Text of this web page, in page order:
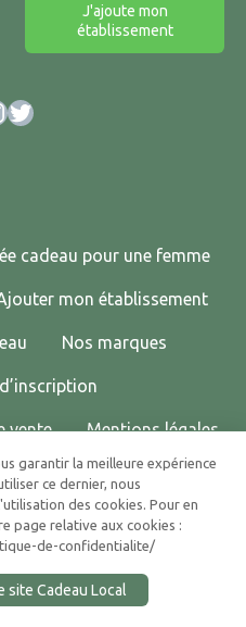
J'ajoute mon
établissement
Twitter
cadeau pour une femme
mon établissement
Nos marques
vente Mentions légales
Contactez-nous !
DROITS RÉSERVÉS.
garantir la meilleure expérience
ce dernier, nous
des cookies. Pour en
page relative aux cookies :
de-confidentialite/
site Cadeau Local